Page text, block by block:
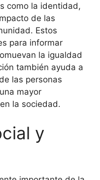
como la identidad,
de las
Estos
para informar
la igualdad
también ayuda a
las personas
mayor
la sociedad.
y